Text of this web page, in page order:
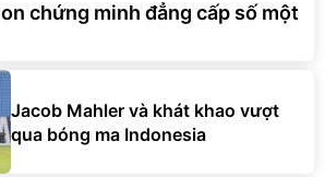
chứng minh đẳng cấp số một
Jacob Mahler và khát khao vượt
qua bóng ma Indonesia